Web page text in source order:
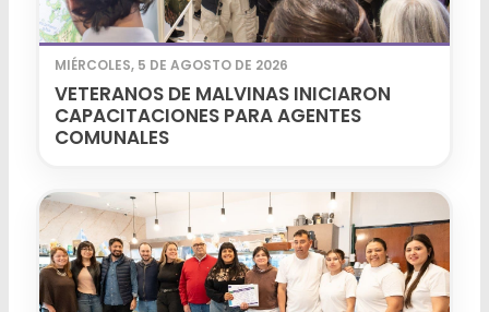
MIÉRCOLES, 5 DE AGOSTO DE 2026
VETERANOS DE MALVINAS INICIARON
CAPACITACIONES PARA AGENTES
COMUNALES